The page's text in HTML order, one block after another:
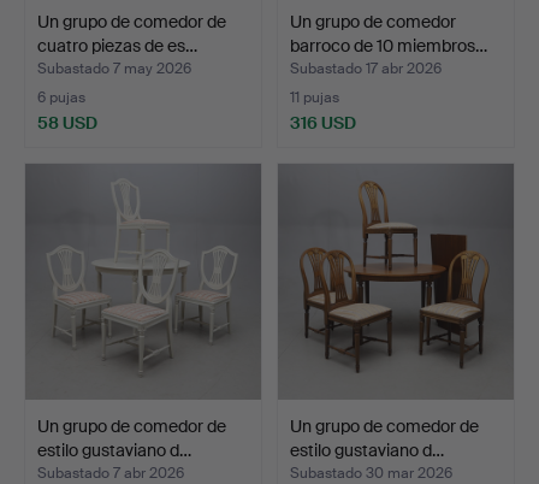
Un grupo de comedor de
cuatro piezas de es…
Subastado 7 may 2026
6 pujas
58 USD
Un grupo de comedor
barroco de 10 miembros…
Subastado 17 abr 2026
11 pujas
316 USD
Un grupo de comedor de
estilo gustaviano d…
Subastado 7 abr 2026
Un grupo de comedor de
estilo gustaviano d…
Subastado 30 mar 2026